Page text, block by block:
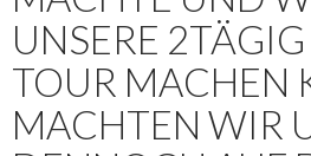
UNSERE
TOUR MACHEN
MACHTEN WIR